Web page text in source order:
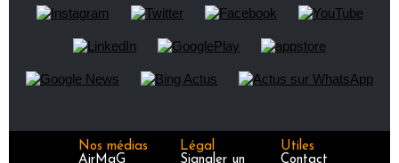
Nos médias
AirMaG
Légal
Signaler un
Utiles
Contact